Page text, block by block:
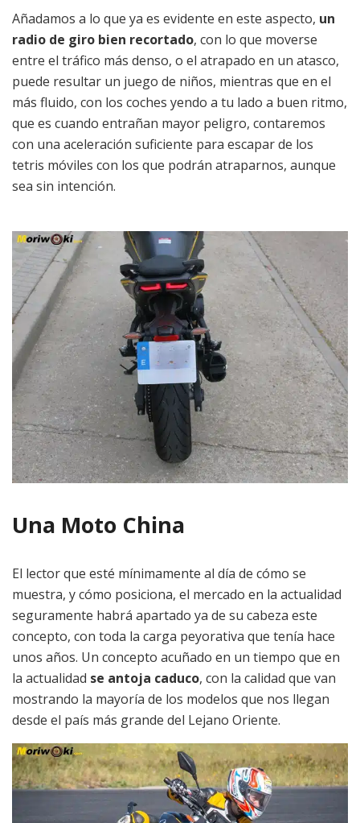
Añadamos a lo que ya es evidente en este aspecto, un
radio de giro bien recortado, con lo que moverse
entre el tráfico más denso, o el atrapado en un atasco,
puede resultar un juego de niños, mientras que en el
más fluido, con los coches yendo a tu lado a buen ritmo,
que es cuando entrañan mayor peligro, contaremos
con una aceleración suficiente para escapar de los
tetris móviles con los que podrán atraparnos, aunque
sea sin intención.
Una Moto China
El lector que esté mínimamente al día de cómo se
muestra, y cómo posiciona, el mercado en la actualidad
seguramente habrá apartado ya de su cabeza este
concepto, con toda la carga peyorativa que tenía hace
unos años. Un concepto acuñado en un tiempo que en
la actualidad se antoja caduco, con la calidad que van
mostrando la mayoría de los modelos que nos llegan
desde el país más grande del Lejano Oriente.